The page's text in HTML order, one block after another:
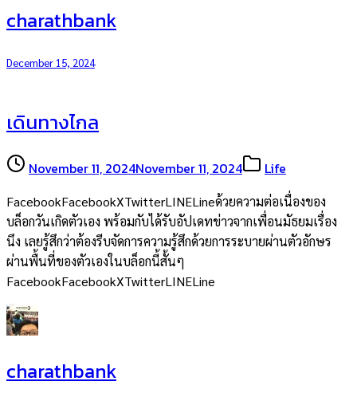
charathbank
December 15, 2024
เดินทางไกล
November 11, 2024November 11, 2024 Life
FacebookFacebookXTwitterLINELineด้วยความต่อเนื่องของ
บล็อกวันเกิดตัวเอง พร้อมกับได้รับอัปเดทข่าวจากเพื่อนมัธยมเรื่อง
นึง เลยรู้สึกว่าต้องรีบจัดการความรู้สึกด้วยการระบายผ่านตัวอักษร
ผ่านพื้นที่ของตัวเองในบล็อกนี้สั้นๆ
FacebookFacebookXTwitterLINELine
charathbank